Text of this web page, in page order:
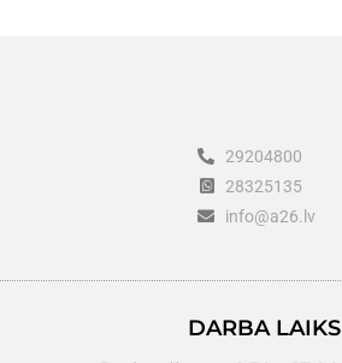
29204800
28325135
info@a26.lv
DARBA LAIKS